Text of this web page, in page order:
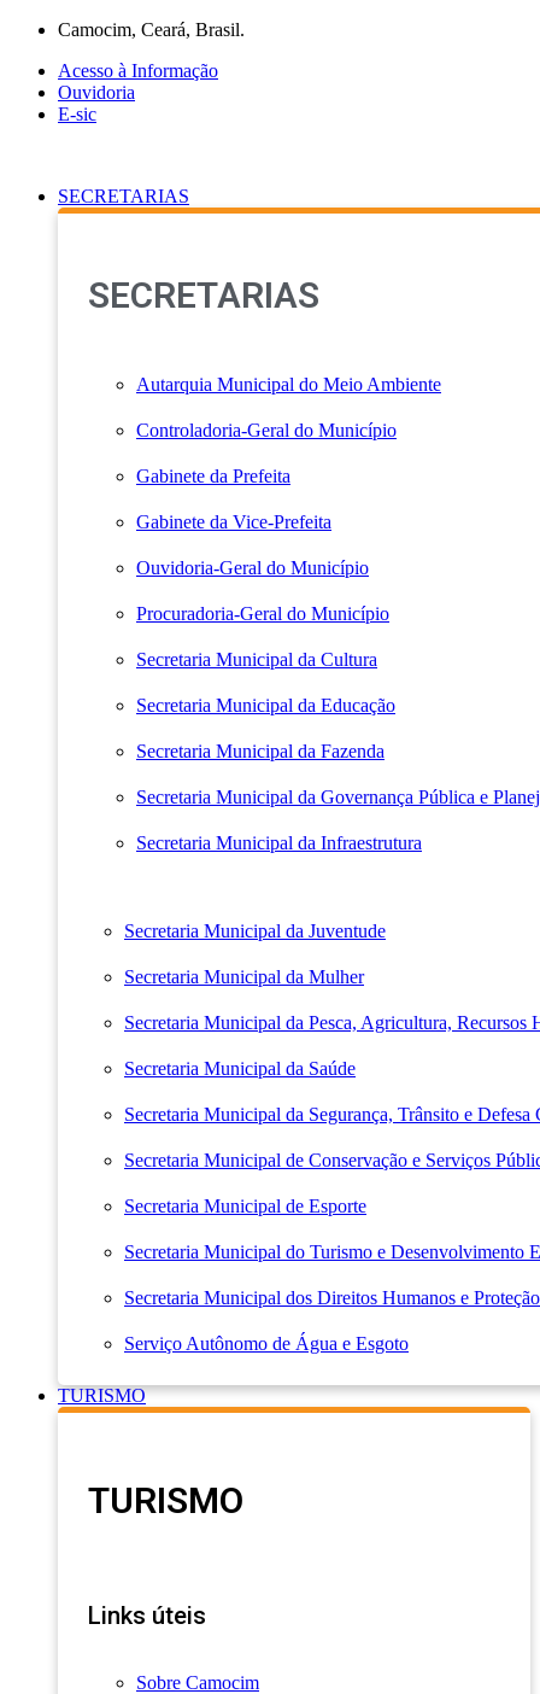
conteúdo
Camocim, Ceará, Brasil.
Acesso à Informação
Ouvidoria
E-sic
SECRETARIAS
SECRETARIAS
Autarquia Municipal do Meio Ambiente
Controladoria-Geral do Município
Gabinete da Prefeita
Gabinete da Vice-Prefeita
Ouvidoria-Geral do Município
Procuradoria-Geral do Município
Secretaria Municipal da Cultura
Secretaria Municipal da Educação
Secretaria Municipal da Fazenda
Secretaria Municipal da Governança Pública e
Secretaria Municipal da Infraestrutura
Secretaria Municipal da Juventude
Secretaria Municipal da Mulher
Secretaria Municipal da Pesca, Agricultura, Recursos
Secretaria Municipal da Saúde
Secretaria Municipal da Segurança, Trânsito e Defesa
Secretaria Municipal de Conservação e Serviços
Secretaria Municipal de Esporte
Secretaria Municipal do Turismo e Desenvolvimento
Secretaria Municipal dos Direitos Humanos e
Serviço Autônomo de Água e Esgoto
TURISMO
TURISMO
Links úteis
Sobre Camocim